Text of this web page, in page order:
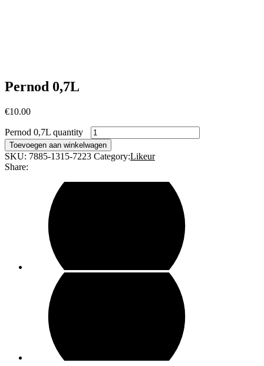
Pernod 0,7L
€10.00
Pernod 0,7L quantity
Toevoegen aan winkelwagen
SKU: 7885-1315-7223 Category:Likeur
Share: